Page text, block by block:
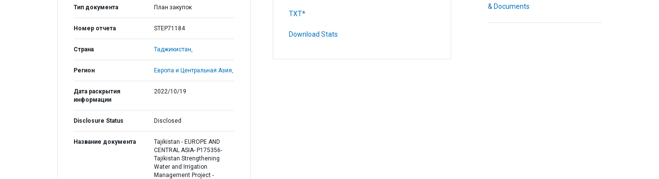
Тип документа План закупок
Номер отчета STEP71184
Страна Таджикистан,
Регион Европа и Центральная Азия,
Дата раскрытия
информации
2022/10/19
Disclosure Status Disclosed
Название документа
Tajikistan - EUROPE AND
CENTRAL ASIA- P175356-
Tajikistan Strengthening
Water and Irrigation
Management Project -
TXT*
Download Stats
& Documents